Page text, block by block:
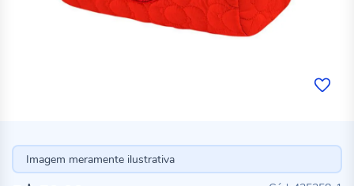
Imagem meramente ilustrativa